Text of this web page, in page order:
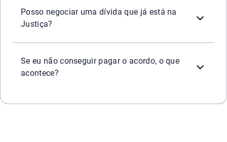
Posso negociar uma dívida que já está na
Justiça?
Se eu não conseguir pagar o acordo, o que
acontece?